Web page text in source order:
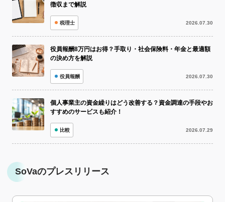
徴収まで解説
税理士 2026.07.30
役員報酬8万円はお得？手取り・社会保険料・年金と最適額
の決め方を解説
役員報酬 2026.07.30
個人事業主の資金繰りはどう改善する？資金調達の手段やお
すすめのサービスも紹介！
比較 2026.07.29
SoVaのプレスリリース